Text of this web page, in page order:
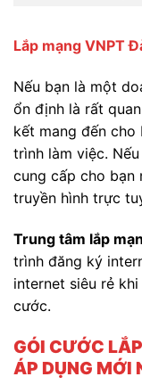
Lắp mạng VNPT
Nếu bạn là một
ổn định là rất
kết mang đến
trình làm việc.
cung cấp cho bạn
truyền hình trực
Trung tâm lắp
trình đăng ký
internet siêu rẻ
cước.
GÓI CƯỚC
ÁP DỤNG MỚI